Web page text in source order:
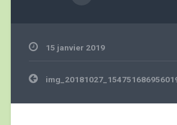
15 janvier 2019
Navigation
de